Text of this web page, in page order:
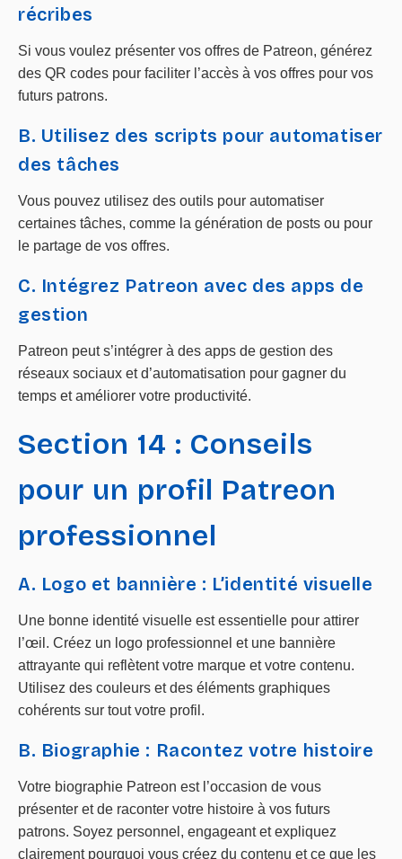
récribes
Si vous voulez présenter vos offres de Patreon, générez
des QR codes pour faciliter l’accès à vos offres pour vos
futurs patrons.
B. Utilisez des scripts pour automatiser
des tâches
Vous pouvez utilisez des outils pour automatiser
certaines tâches, comme la génération de posts ou pour
le partage de vos offres.
C. Intégrez Patreon avec des apps de
gestion
Patreon peut s’intégrer à des apps de gestion des
réseaux sociaux et d’automatisation pour gagner du
temps et améliorer votre productivité.
Section 14 : Conseils
pour un profil Patreon
professionnel
A. Logo et bannière : L’identité visuelle
Une bonne identité visuelle est essentielle pour attirer
l’œil. Créez un logo professionnel et une bannière
attrayante qui reflètent votre marque et votre contenu.
Utilisez des couleurs et des éléments graphiques
cohérents sur tout votre profil.
B. Biographie : Racontez votre histoire
Votre biographie Patreon est l’occasion de vous
présenter et de raconter votre histoire à vos futurs
patrons. Soyez personnel, engageant et expliquez
clairement pourquoi vous créez du contenu et ce que les